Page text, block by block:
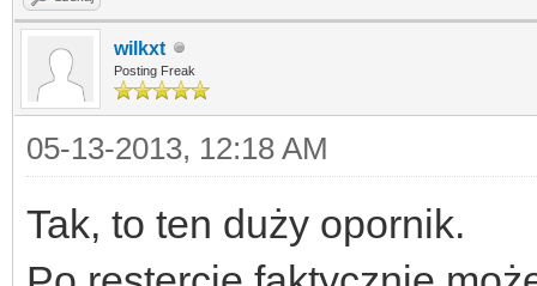
wilkxt
Posting Freak
05-13-2013, 12:18 AM
Tak, to ten duży opornik.